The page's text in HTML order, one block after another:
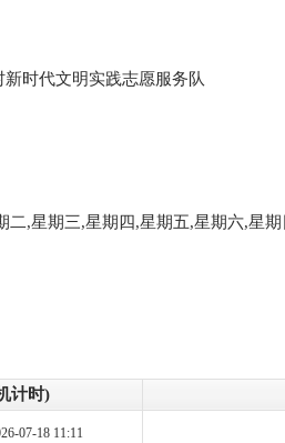
时代文明实践志愿服务队
二,星期三,星期四,星期五,星期六,星期